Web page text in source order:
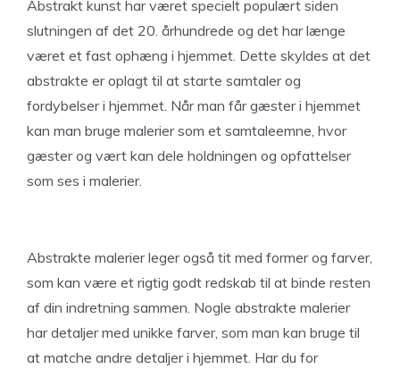
Abstrakt kunst har været specielt populært siden
slutningen af det 20. århundrede og det har længe
været et fast ophæng i hjemmet. Dette skyldes at det
abstrakte er oplagt til at starte samtaler og
fordybelser i hjemmet. Når man får gæster i hjemmet
kan man bruge malerier som et samtaleemne, hvor
gæster og vært kan dele holdningen og opfattelser
som ses i malerier.
Abstrakte malerier leger også tit med former og farver,
som kan være et rigtig godt redskab til at binde resten
af din indretning sammen. Nogle abstrakte malerier
har detaljer med unikke farver, som man kan bruge til
at matche andre detaljer i hjemmet. Har du for